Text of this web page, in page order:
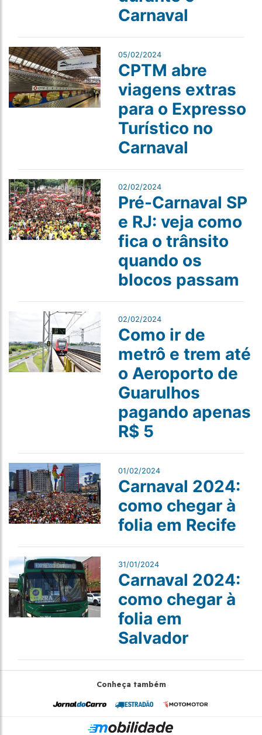
Carnaval
05/02/2024
CPTM abre
viagens extras
para o Expresso
Turístico no
Carnaval
02/02/2024
Pré-Carnaval SP
e RJ: veja como
fica o trânsito
quando os
blocos passam
02/02/2024
Como ir de
metrô e trem até
o Aeroporto de
Guarulhos
pagando apenas
R$ 5
01/02/2024
Carnaval 2024:
como chegar à
folia em Recife
31/01/2024
Carnaval 2024:
como chegar à
folia em
Salvador
Conheça também